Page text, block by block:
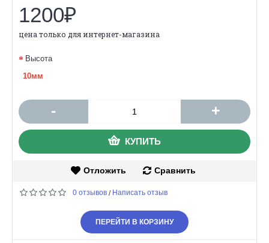
1200₽
цена только для интернет-магазина
Высота
10мм
- +
КУПИТЬ
Отложить Сравнить
0 отзывов / Написать отзыв
ПЕРЕЙТИ В КОРЗИНУ